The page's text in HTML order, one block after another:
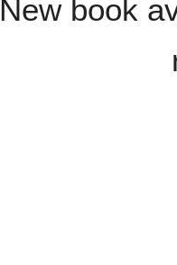
New book